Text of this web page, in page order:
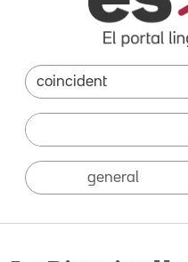
general